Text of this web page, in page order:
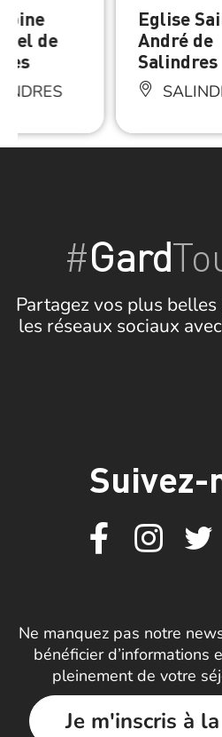
de
Eglise
André de
Salindres
#Gard
Partagez vos plus
les réseaux sociaux
Suivez-
Ne manquez pas notre
bénéficier d’informations
pleinement de votre
Je m'inscris à